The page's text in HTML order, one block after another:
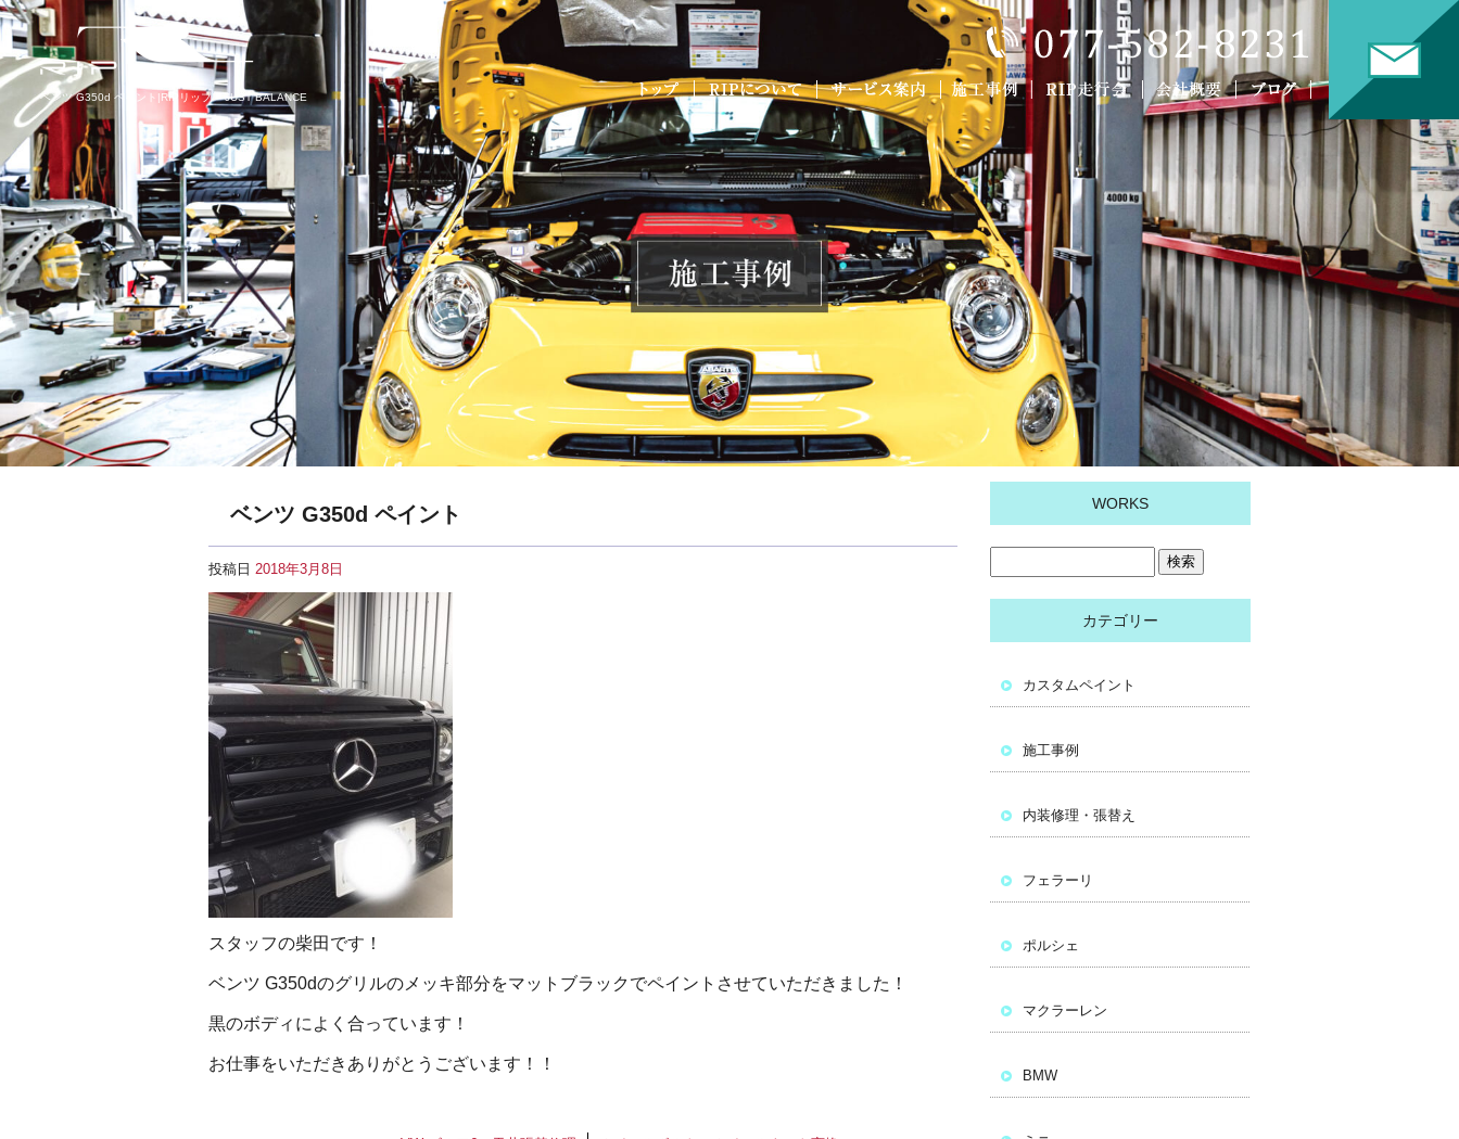
ベンツ G350d ペイント|RIPリップ – JUST BALANCE
ベンツ G350d ペイント
投稿日 2018年3月8日
スタッフの柴田です！
ベンツ G350dのグリルのメッキ部分をマットブラックでペイントさせていただきました！
黒のボディによく合っています！
お仕事をいただきありがとうございます！！
WORKS
カテゴリー
カスタムペイント
施工事例
内装修理・張替え
フェラーリ
ポルシェ
マクラーレン
BMW